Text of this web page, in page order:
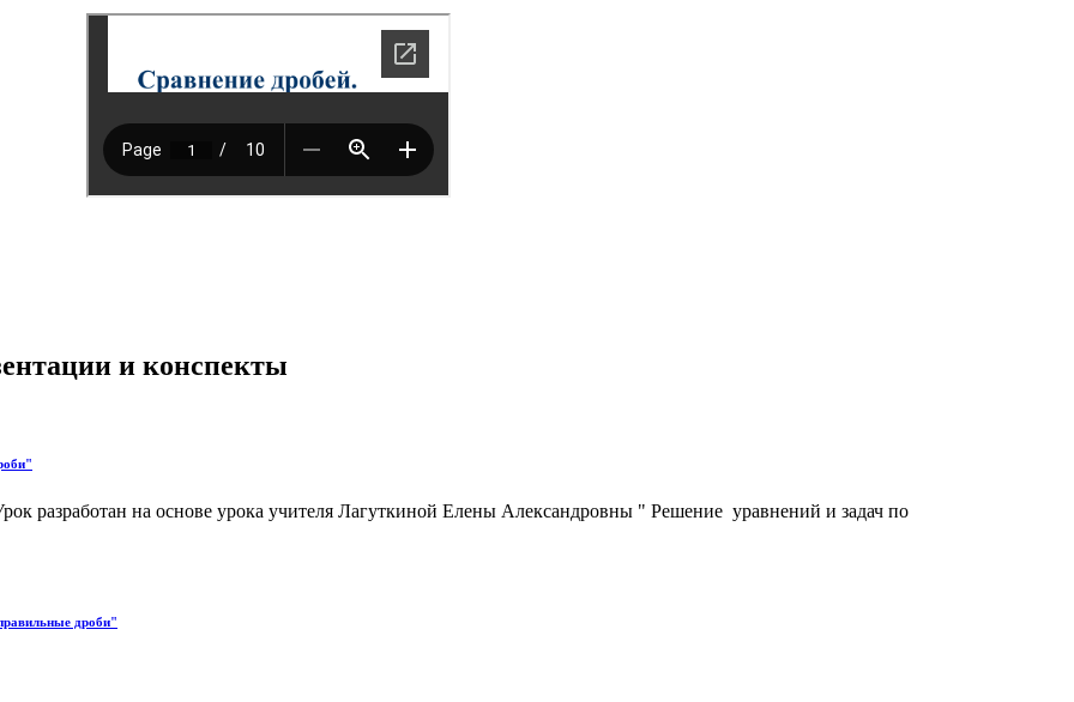
и конспекты
разработан на основе урока учителя Лагуткиной Елены Александровны " Решение уравнений и задач по
дроби"